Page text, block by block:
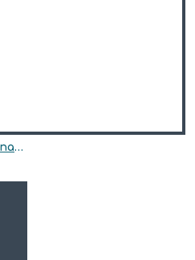
Adidasi baieti din piele naturala model HARRIS